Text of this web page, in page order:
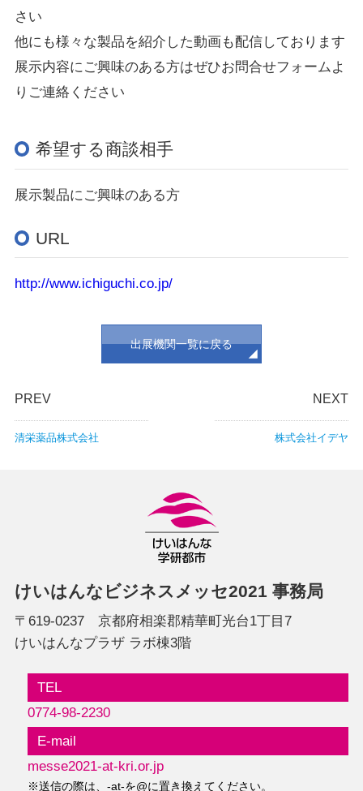
さい
他にも様々な製品を紹介した動画も配信しております
展示内容にご興味のある方はぜひお問合せフォームよ
りご連絡ください
希望する商談相手
展示製品にご興味のある方
URL
http://www.ichiguchi.co.jp/
出展機関一覧に戻る
NEXT
株式会社イデヤ
PREV
清栄薬品株式会社
けいはんなビジネスメッセ2021 事務局
〒619-0237 京都府相楽郡精華町光台1丁目7
けいはんなプラザ ラボ棟3階
TEL
0774-98-2230
E-mail
messe2021-at-kri.or.jp
※送信の際は、-at-を@に置き換えてください。